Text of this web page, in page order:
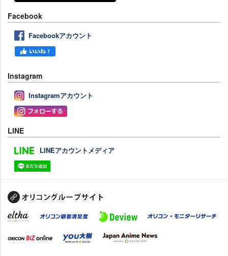
Facebook
Facebookアカウント
Instagram
Instagramアカウント
LINE
LINEアカウントメディア